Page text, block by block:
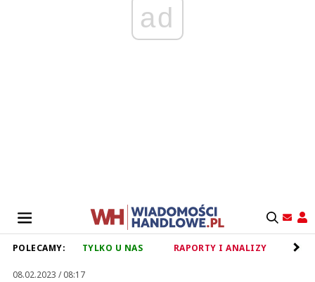
ad
POLECAMY: TYLKO U NAS RAPORTY I ANALIZY
08.02.2023 / 08:17